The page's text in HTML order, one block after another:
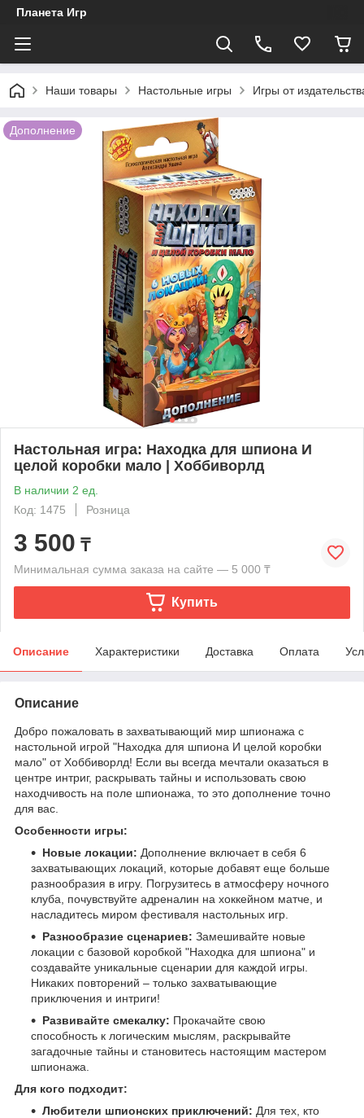
Планета Игр
Наши товары Настольные игры Игры от
Дополнение
Настольная игра: Находка для шпиона И
целой коробки мало | Хоббиворлд
В наличии 2 ед.
Код: 1475
Розница
3 500 ₸
Минимальная сумма заказа на сайте — 5 000 ₸
Купить
Описание Характеристики Доставка Оплата
Описание
Добро пожаловать в захватывающий мир шпионажа с
настольной игрой "Находка для шпиона И целой коробки
мало" от Хоббиворлд! Если вы всегда мечтали оказаться в
центре интриг, раскрывать тайны и использовать свою
находчивость на поле шпионажа, то это дополнение точно
для вас.
Особенности игры:
Новые локации: Дополнение включает в себя 6
захватывающих локаций, которые добавят еще больше
разнообразия в игру. Погрузитесь в атмосферу ночного
клуба, почувствуйте адреналин на хоккейном матче, и
насладитесь миром фестиваля настольных игр.
Разнообразие сценариев: Замешивайте новые
локации с базовой коробкой "Находка для шпиона" и
создавайте уникальные сценарии для каждой игры.
Никаких повторений – только захватывающие
приключения и интриги!
Развивайте смекалку: Прокачайте свою
способность к логическим мыслям, раскрывайте
загадочные тайны и становитесь настоящим мастером
шпионажа.
Для кого подходит:
Любители шпионских приключений: Для тех, кто